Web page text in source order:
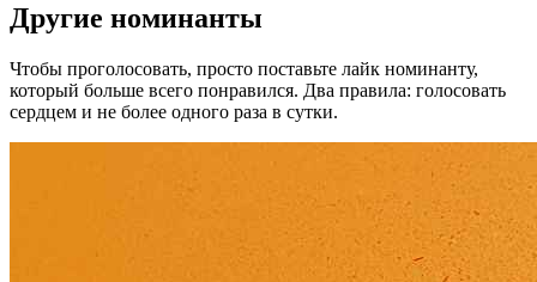
Другие номинанты
Чтобы проголосовать, просто поставьте лайк номинанту,
который больше всего понравился. Два правила: голосовать
сердцем и не более одного раза в сутки.